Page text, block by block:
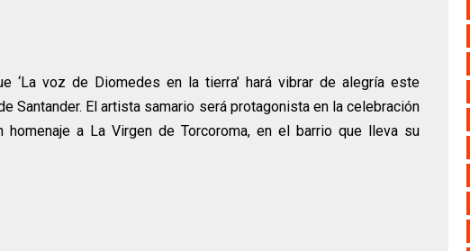
‘La voz de Diomedes en la tierra’ hará vibrar de alegría este
Santander. El artista samario será protagonista en la celebración
a La Virgen de Torcoroma, en el barrio que lleva su